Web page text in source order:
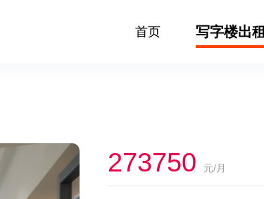
首页 写字楼出租
273750 元/月